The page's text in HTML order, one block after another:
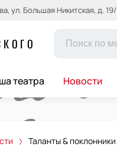
ул. Большая Никитская, д. 19/
театра Новости
Таланты & поклонники